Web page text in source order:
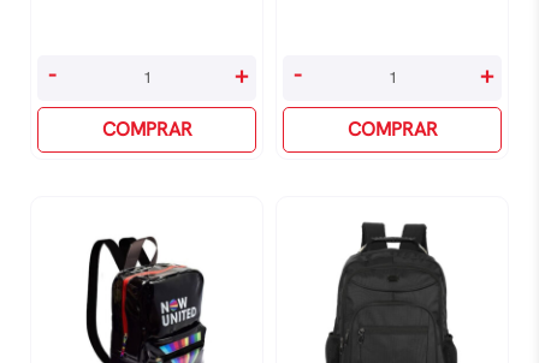
Mochila
quantidade
- +
COMPRAR
Mochila
Elemental
Premium
quantidade
- +
COMPRAR